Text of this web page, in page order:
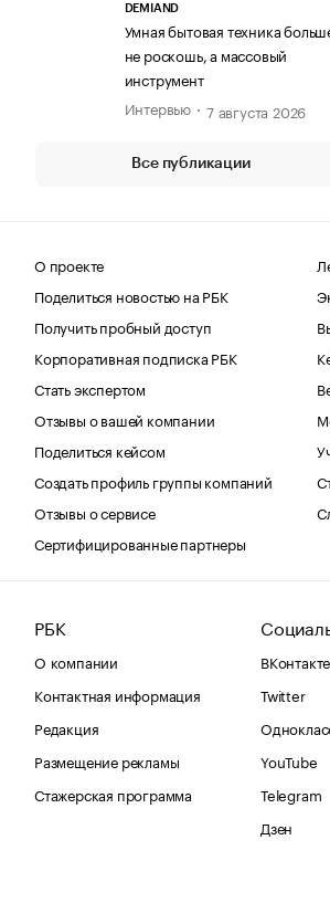
DEMIAND
Умная бытовая техника
не роскошь, а массовый
инструмент
Интервью
7 августа 2026
Все публикации
О проекте
Поделиться новостью на РБК
Получить пробный доступ
Корпоративная подписка РБК
Стать экспертом
Отзывы о вашей компании
Поделиться кейсом
Создать профиль группы компаний
Отзывы о сервисе
Сертифицированные партнеры
РБК
О компании
Контактная информация
Редакция
Размещение рекламы
Стажерская программа
ВКонтакте
Twitter
YouTube
Telegram
Дзен